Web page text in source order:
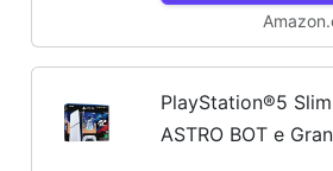
PlayStation®5
ASTRO BOT e